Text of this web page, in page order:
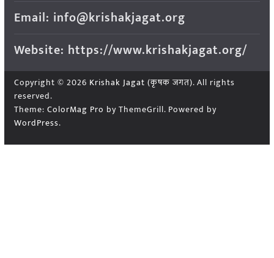
Email: info@krishakjagat.org
Website: https://www.krishakjagat.org/
Copyright © 2026 Krishak Jagat (कृषक जगत). All rights
reserved.
Theme: ColorMag Pro by ThemeGrill. Powered by
WordPress.